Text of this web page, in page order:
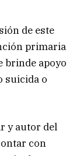
de este
primaria
brinde apoyo
suicida o
y autor del
con